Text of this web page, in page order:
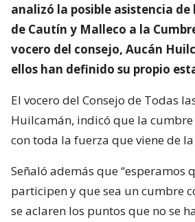
analizó la posible asistencia de
de Cautín y Malleco a la
vocero del consejo, Aucán
ellos han definido su propio
El vocero del Consejo de Todas
Huilcamán, indicó que la cumbre
con toda la fuerza que viene de
Señaló además que “esperamos
participen y que sea un cumbre
se aclaren los puntos que no se